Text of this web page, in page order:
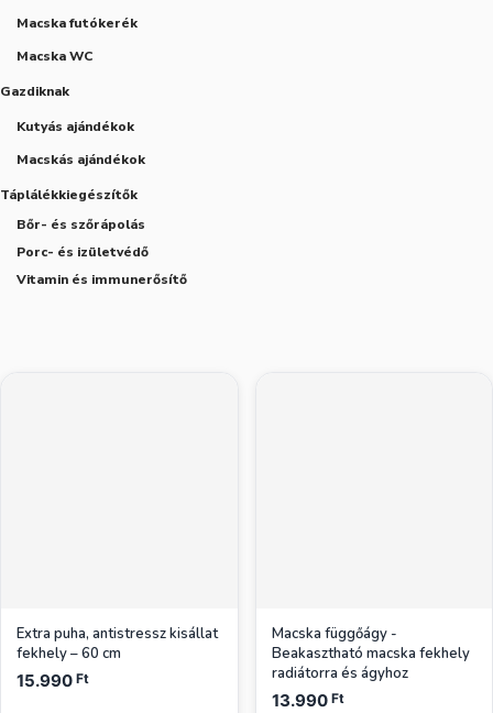
Macska futókerék
Macska WC
Gazdiknak
Kutyás ajándékok
Macskás ajándékok
Táplálékkiegészítők
Bőr- és szőrápolás
Porc- és izületvédő
Vitamin és immunerősítő
Extra puha, antistressz kisállat
fekhely – 60 cm
15.990 Ft
Macska függőágy -
Beakasztható macska fekhely
radiátorra és ágyhoz
13.990 Ft